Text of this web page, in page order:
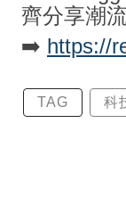
齊分享潮
➡️ https://
TAG 科